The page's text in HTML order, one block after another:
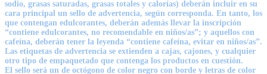
sodio, grasas saturadas, grasas totales y calorías) deberán incluir en su
cara principal un sello de advertencia, según corresponda. En tanto, los
que contengan edulcorantes, deberán además llevar la inscripción
“contiene edulcorantes, no recomendable en niños/as”; y aquellos con
cafeína, deberán tener la leyenda “contiene cafeína, evitar en niños/as”.
Las etiquetas de advertencia se extienden a cajas, cajones, y cualquier
otro tipo de empaquetado que contenga los productos en cuestión.
El sello será un de octógono de color negro con borde y letras de color